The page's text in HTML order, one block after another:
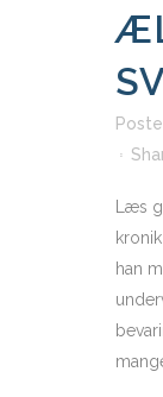
Læs
han